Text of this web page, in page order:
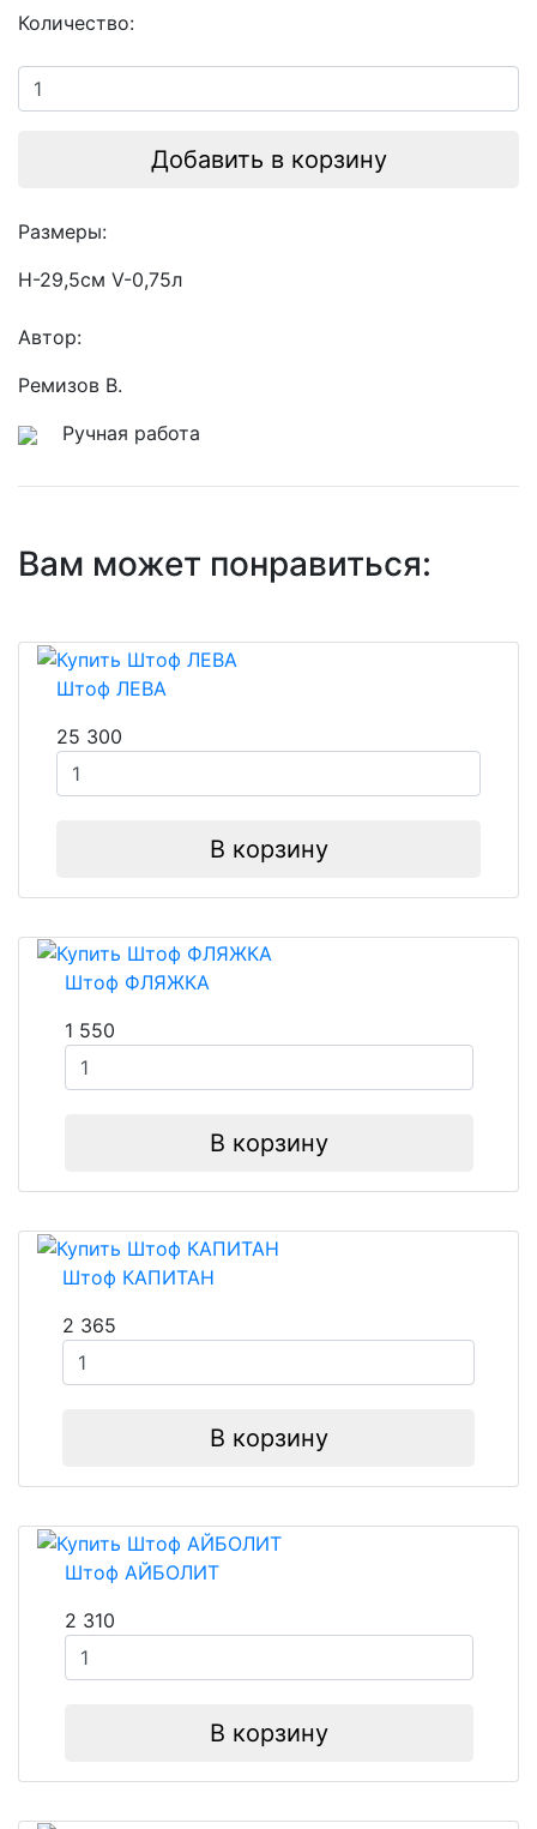
Количество:
Добавить в корзину
Размеры:
Н-29,5см V-0,75л
Автор:
Ремизов В.
Ручная работа
Вам может понравиться:
Штоф ЛЕВА
25 300
В корзину
Штоф ФЛЯЖКА
1 550
В корзину
Штоф КАПИТАН
2 365
В корзину
Штоф АЙБОЛИТ
2 310
В корзину